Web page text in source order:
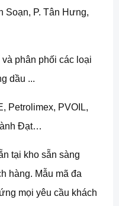
Soạn, P. Tân Hưng,
phân phối các loại
dầu ...
Petrolimex, PVOIL,
Đạt…
tại kho sẵn sàng
hàng. Mẫu mã đa
mọi yêu cầu khách